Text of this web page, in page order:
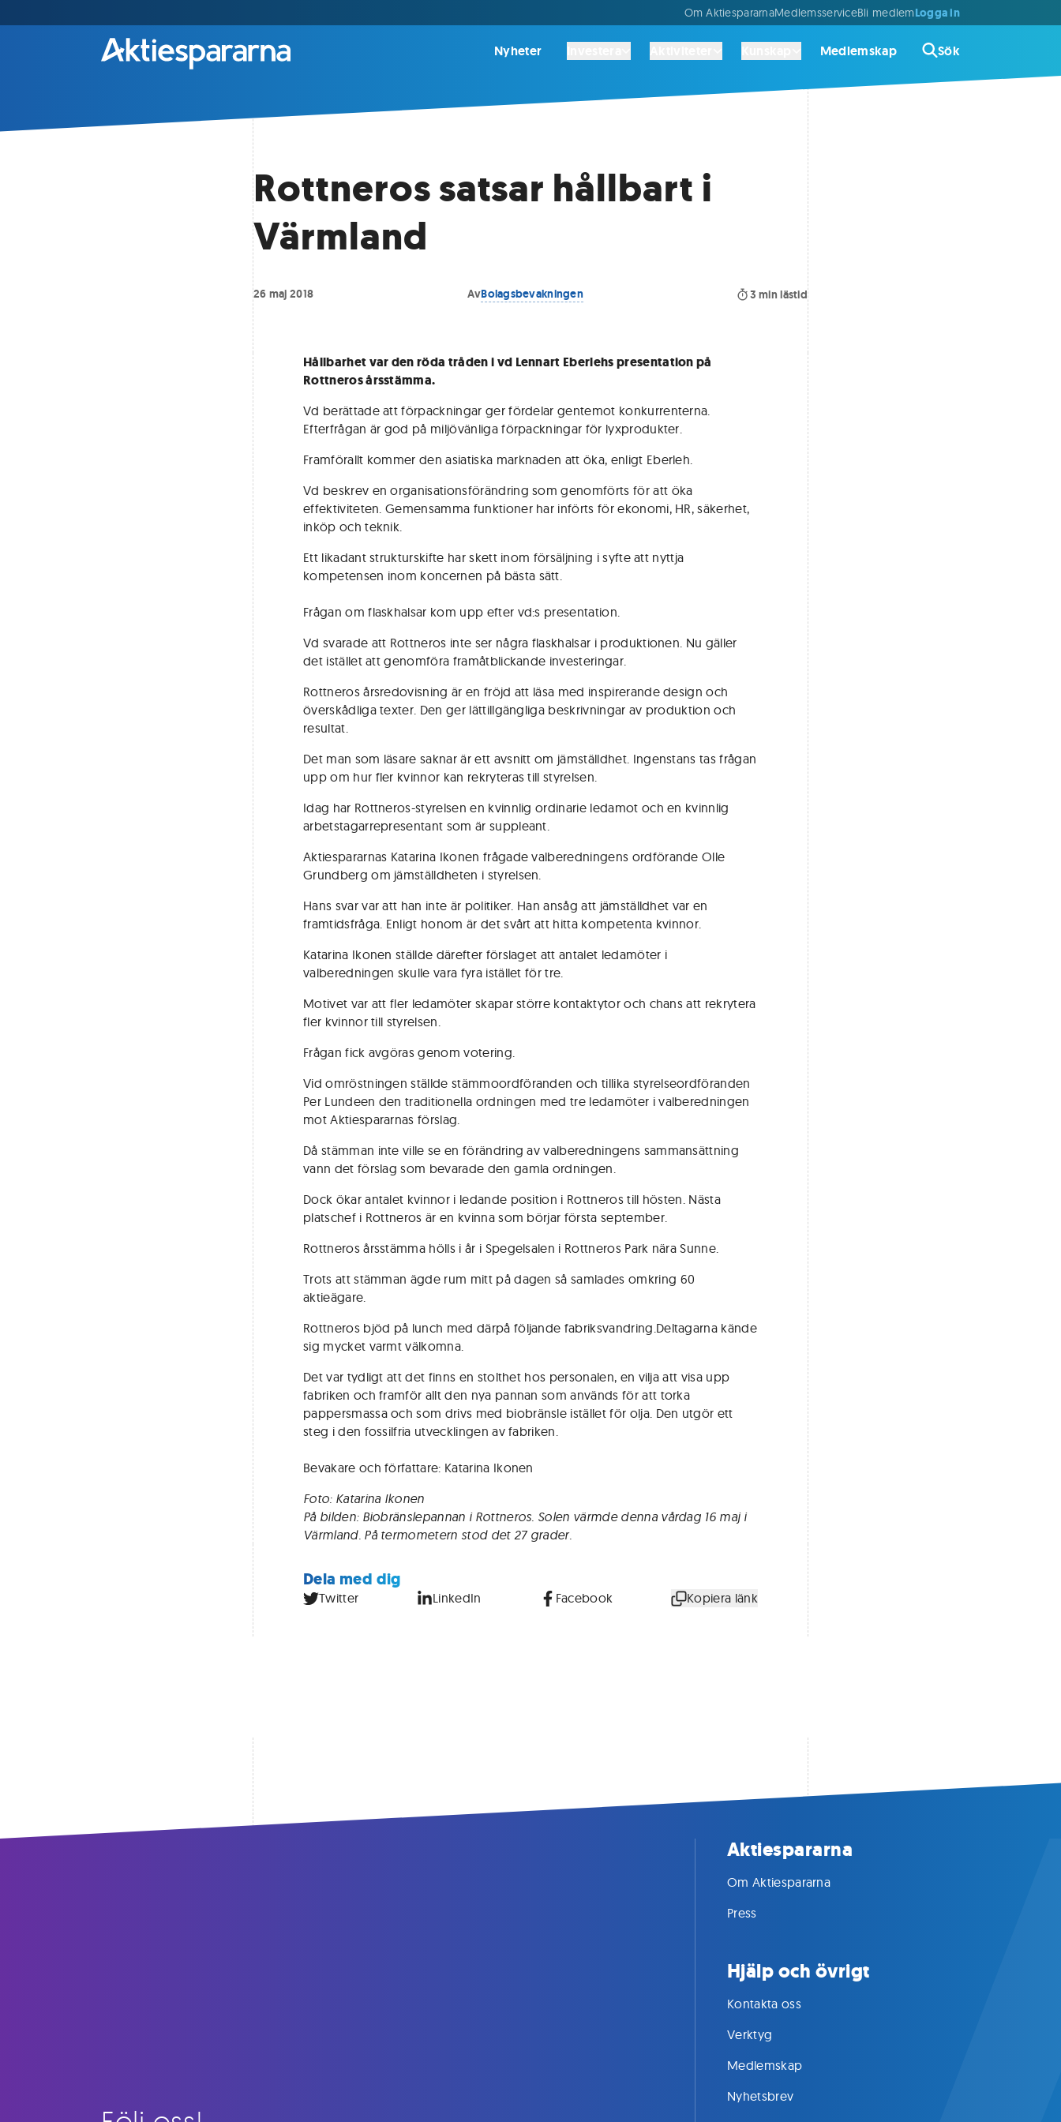
Om AktiespararnaMedlemsserviceBli medlemLogga in
Nyheter Medlemskap Sök
Rottneros satsar hållbart i
Värmland
26 maj 2018 AvBolagsbevakningen 3 min lästid
Hållbarhet var den röda tråden i vd Lennart Eberlehs presentation på
Rottneros årsstämma.
Vd berättade att förpackningar ger fördelar gentemot konkurrenterna.
Efterfrågan är god på miljövänliga förpackningar för lyxprodukter.
Framförallt kommer den asiatiska marknaden att öka, enligt Eberleh.
Vd beskrev en organisationsförändring som genomförts för att öka
effektiviteten. Gemensamma funktioner har införts för ekonomi, HR, säkerhet,
inköp och teknik.
Ett likadant strukturskifte har skett inom försäljning i syfte att nyttja
kompetensen inom koncernen på bästa sätt.
Frågan om flaskhalsar kom upp efter vd:s presentation.
Vd svarade att Rottneros inte ser några flaskhalsar i produktionen. Nu gäller
det istället att genomföra framåtblickande investeringar.
Rottneros årsredovisning är en fröjd att läsa med inspirerande design och
överskådliga texter. Den ger lättillgängliga beskrivningar av produktion och
resultat.
Det man som läsare saknar är ett avsnitt om jämställdhet. Ingenstans tas frågan
upp om hur fler kvinnor kan rekryteras till styrelsen.
Idag har Rottneros-styrelsen en kvinnlig ordinarie ledamot och en kvinnlig
arbetstagarrepresentant som är suppleant.
Aktiespararnas Katarina Ikonen frågade valberedningens ordförande Olle
Grundberg om jämställdheten i styrelsen.
Hans svar var att han inte är politiker. Han ansåg att jämställdhet var en
framtidsfråga. Enligt honom är det svårt att hitta kompetenta kvinnor.
Katarina Ikonen ställde därefter förslaget att antalet ledamöter i
valberedningen skulle vara fyra istället för tre.
Motivet var att fler ledamöter skapar större kontaktytor och chans att rekrytera
fler kvinnor till styrelsen.
Frågan fick avgöras genom votering.
Vid omröstningen ställde stämmoordföranden och tillika styrelseordföranden
Per Lundeen den traditionella ordningen med tre ledamöter i valberedningen
mot Aktiespararnas förslag.
Då stämman inte ville se en förändring av valberedningens sammansättning
vann det förslag som bevarade den gamla ordningen.
Dock ökar antalet kvinnor i ledande position i Rottneros till hösten. Nästa
platschef i Rottneros är en kvinna som börjar första september.
Rottneros årsstämma hölls i år i Spegelsalen i Rottneros Park nära Sunne.
Trots att stämman ägde rum mitt på dagen så samlades omkring 60
aktieägare.
Rottneros bjöd på lunch med därpå följande fabriksvandring.Deltagarna kände
sig mycket varmt välkomna.
Det var tydligt att det finns en stolthet hos personalen, en vilja att visa upp
fabriken och framför allt den nya pannan som används för att torka
pappersmassa och som drivs med biobränsle istället för olja. Den utgör ett
steg i den fossilfria utvecklingen av fabriken.
Bevakare och författare: Katarina Ikonen
Foto: Katarina Ikonen
På bilden: Biobränslepannan i Rottneros. Solen värmde denna vårdag 16 maj i
Värmland. På termometern stod det 27 grader.
Dela med dig
Twitter LinkedIn Facebook Kopiera länk
Aktiespararna
Om Aktiespararna
Press
Hjälp och övrigt
Kontakta oss
Verktyg
Medlemskap
Nyhetsbrev